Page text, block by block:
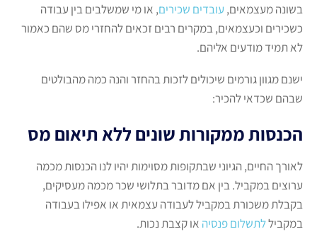
בשונה מעצמאים, עובדים שכירים, או מי שמשלבים בין עבודה
כשכירים וכעצמאים, במקרים רבים זכאים להחזרי מס שהם כאמור
לא תמיד מודעים אליהם.
ישנם מגוון גורמים שיכולים לזכות בהחזר והנה כמה מהבולטים
שבהם שכדאי להכיר:
הכנסות ממקורות שונים ללא תיאום מס
לאורך החיים, הגיוני שבתקופות מסוימות יהיו לנו הכנסות מכמה
ערוצים במקביל. בין אם מדובר בתלושי שכר מכמה מעסיקים,
בקבלת משכורת במקביל לעבודה עצמאית או אפילו בעבודה
במקביללתשלום פנסיה או קצבת נכות.